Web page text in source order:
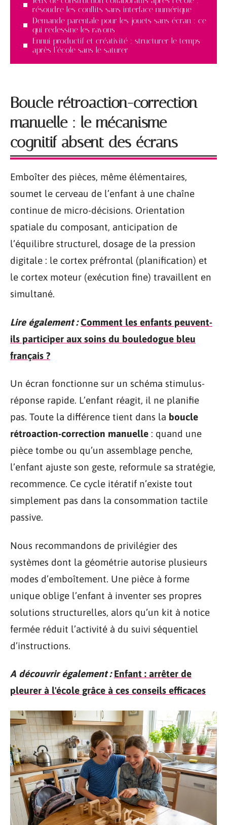
résoudre les conflits sans interface numérique
Demande parentale pour les jouets sans écran : ce
qui redessine les rayons
Ennui productif et créativité : structurer le temps
après l’école sans le saturer
Boucle rétroaction-correction
manuelle : le mécanisme
cognitif absent des écrans
Emboîter des pièces, même élémentaires,
soumet le cerveau de l’enfant à une chaîne
continue de micro-décisions. Orientation
spatiale du composant, anticipation de
l’équilibre structurel, dosage de la pression
digitale : le cortex préfrontal (planification) et
le cortex moteur (exécution fine) travaillent en
simultané.
Lire également : Comment les enfants peuvent-
ils participer aux soins du bouledogue bleu
français ?
Un écran fonctionne sur un schéma stimulus-
réponse rapide. L’enfant réagit, il ne planifie
pas. Toute la différence tient dans la boucle
rétroaction-correction manuelle : quand une
pièce tombe ou qu’un assemblage penche,
l’enfant ajuste son geste, reformule sa stratégie,
recommence. Ce cycle itératif n’existe tout
simplement pas dans la consommation tactile
passive.
Nous recommandons de privilégier des
systèmes dont la géométrie autorise plusieurs
modes d’emboîtement. Une pièce à forme
unique oblige l’enfant à inventer ses propres
solutions structurelles, alors qu’un kit à notice
fermée réduit l’activité à du suivi séquentiel
d’instructions.
A découvrir également : Enfant : arrêter de
pleurer à l'école grâce à ces conseils efficaces